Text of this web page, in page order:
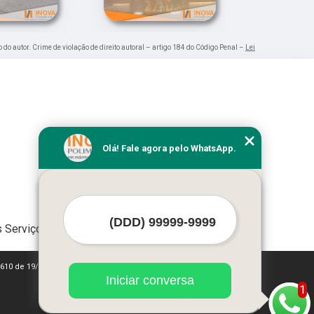
autor. Crime de violação de direito autoral – artigo 184 do Código Penal – Lei
de 19/02/1998)
1
Olá! Fale agora pelo WhatsApp.
Iniciar conversa